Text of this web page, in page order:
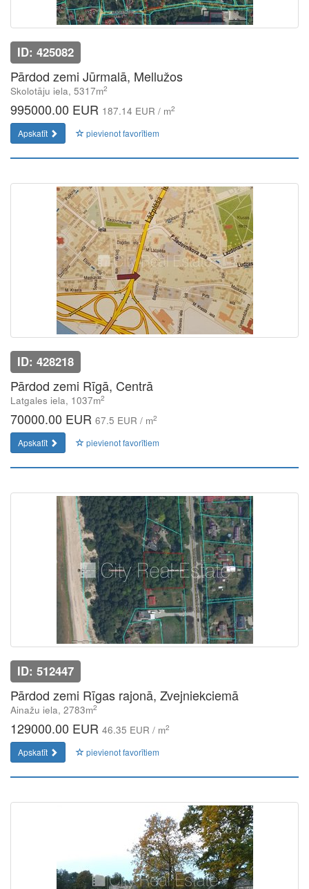
ID: 425082
Pārdod zemi Jūrmalā, Mellužos
Skolotāju iela, 5317m2
995000.00 EUR 187.14 EUR / m2
Apskatīt pievienot favorītiem
ID: 428218
Pārdod zemi Rīgā, Centrā
Latgales iela, 1037m2
70000.00 EUR 67.5 EUR / m2
Apskatīt pievienot favorītiem
ID: 512447
Pārdod zemi Rīgas rajonā, Zvejniekciemā
Ainažu iela, 2783m2
129000.00 EUR 46.35 EUR / m2
Apskatīt pievienot favorītiem